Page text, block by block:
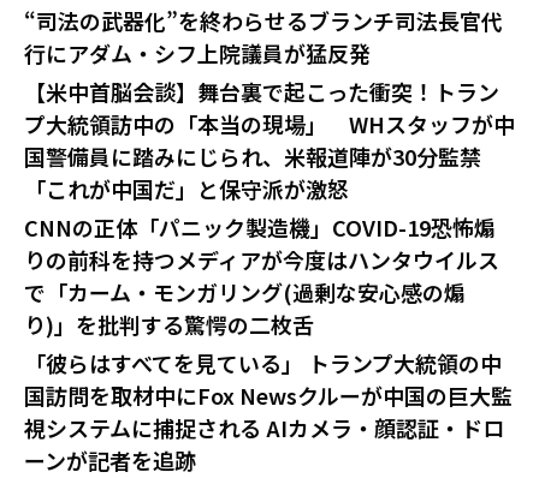
“司法の武器化”を終わらせるブランチ司法長官代
行にアダム・シフ上院議員が猛反発
【米中首脳会談】舞台裏で起こった衝突！トラン
プ大統領訪中の「本当の現場」 WHスタッフが中
国警備員に踏みにじられ、米報道陣が30分監禁
「これが中国だ」と保守派が激怒
CNNの正体「パニック製造機」COVID-19恐怖煽
りの前科を持つメディアが今度はハンタウイルス
で「カーム・モンガリング(過剰な安心感の煽
り)」を批判する驚愕の二枚舌
「彼らはすべてを見ている」 トランプ大統領の中
国訪問を取材中にFox Newsクルーが中国の巨大監
視システムに捕捉される AIカメラ・顔認証・ドロ
ーンが記者を追跡